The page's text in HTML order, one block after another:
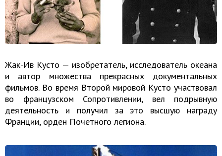
Жак-Ив Кусто — изобретатель, исследователь океана
и автор множества прекрасных документальных
фильмов. Во время Второй мировой Кусто участвовал
во французском Сопротивлении, вел подрывную
деятельность и получил за это высшую награду
Франции, орден Почетного легиона.